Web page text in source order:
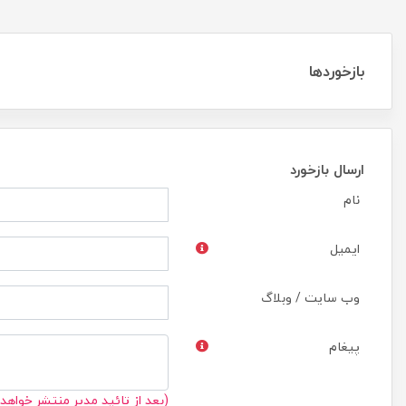
بازخوردها
ارسال بازخورد
نام
ایمیل
وب سایت / وبلاگ
پیغام
(بعد از تائید مدیر منتشر